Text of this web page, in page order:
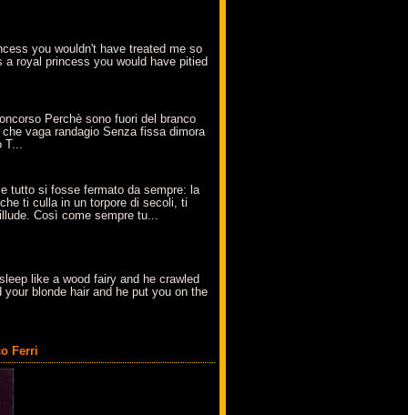
you wouldn't have treated me so
a royal princess you would have pitied
Perchè sono fuori del branco
vaga randagio Senza fissa dimora
T...
tutto si fosse fermato da sempre: la
ti culla in un torpore di secoli, ti
Così come sempre tu...
like a wood fairy and he crawled
blonde hair and he put you on the
Ferri